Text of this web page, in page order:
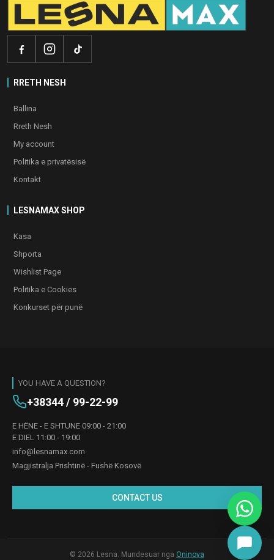
RRETH NESH
Ballina
Rreth Nesh
My account
Politika e privatësisë
Kontakt
LESNAMAX SHOP
Kasa
Shporta
Wishlist Page
Politika e Cookies
Konkurset për punë
YOU HAVE A QUESTION?
+38344 / 99-22-99
E HËNE - E SHTUNE 09:00 - 21:00
E DIEL 11:00 - 19:00
info@lesnamax.com
Magjistralja Prishtinë - Fushë Kosovë
CONTACT US
© 2026 Lesna. Mundesuar nga Oninova